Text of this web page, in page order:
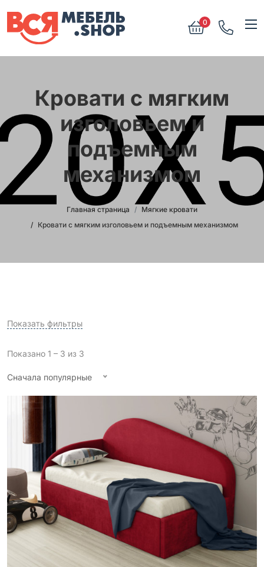
0
Кровати с мягким
изголовьем и
подъемным
механизмом
Главная страница
Мягкие кровати
Кровати с мягким изголовьем и подъемным механизмом
Показать фильтры
Показано 1 – 3 из 3
Сначала популярные